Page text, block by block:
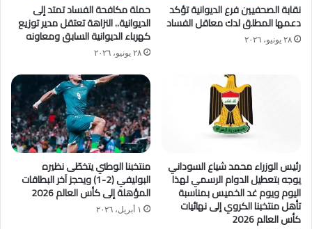
نقابة الصحفيين فرع الديوانية تؤكد
دعمها المطلق لدك معاقل الفساد
٢٨ يونيو، ٢٠٢٦
حملة مكافحة الفساد تمتد إلى
الديوانية.. النزاهة تعتقل مدير توزيع
كهرباء الديوانية السابق ومعاونه
٢٨ يونيو، ٢٠٢٦
رئيس الوزراء محمد شياع السوداني
يوجه بتعطيل الدوام الرسمي لهذا
اليوم ويوم غد الخميس بمناسبة
تأهل منتخبنا الكروي إلى نهائيات
كأس العالم 2026
منتخبنا الوطني يتخطّى نظيره
البوليفي (2-1) ويحجز آخر البطاقات
المؤهلة إلى كأس العالم 2026
١ أبريل، ٢٠٢٦